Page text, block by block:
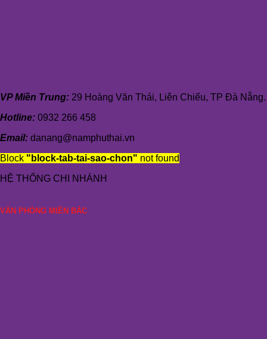
VP Miền Trung: 29 Hoàng Văn Thái, Liên Chiểu, TP Đà Nẵng.
Hotline: 0932 266 458
Email: danang@namphuthai.vn
Block "block-tab-tai-sao-chon" not found
HỆ THỐNG CHI NHÁNH
VĂN PHÒNG MIỀN BẮC